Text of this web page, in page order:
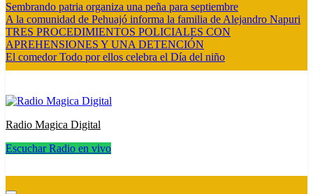
Sembrando patria organiza una peña para septiembre
A la comunidad de Pehuajó informa la familia de Alejandro Napuri
TRES PROCEDIMIENTOS POLICIALES CON
APREHENSIONES Y UNA DETENCIÓN
El comedor Todo por ellos celebra el Día del niño
Radio Magica Digital
Escuchar Radio en vivo